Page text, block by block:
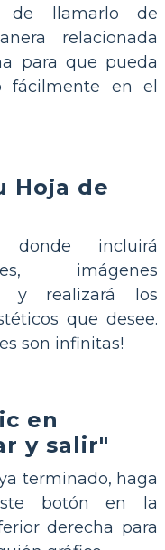
de llamarlo de
relacionada
para que pueda
fácilmente en el
Hoja de
incluirá
imágenes
y realizará los
que desee.
son infinitas!
en
y salir"
terminado, haga
botón en la
derecha para